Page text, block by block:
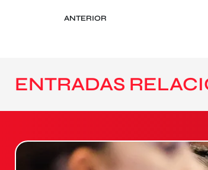
ANTERIOR
ENTRADAS